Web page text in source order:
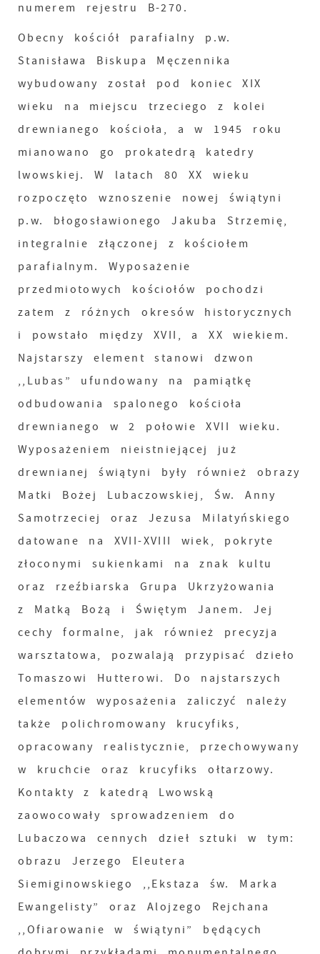
numerem rejestru B-270.
Obecny kościół parafialny p.w.
Stanisława Biskupa Męczennika
wybudowany został pod koniec XIX
wieku na miejscu trzeciego z kolei
drewnianego kościoła, a w 1945 roku
mianowano go prokatedrą katedry
lwowskiej. W latach 80 XX wieku
rozpoczęto wznoszenie nowej świątyni
p.w. błogosławionego Jakuba Strzemię,
integralnie złączonej z kościołem
parafialnym. Wyposażenie
przedmiotowych kościołów pochodzi
zatem z różnych okresów historycznych
i powstało między XVII, a XX wiekiem.
Najstarszy element stanowi dzwon
,,Lubas” ufundowany na pamiątkę
odbudowania spalonego kościoła
drewnianego w 2 połowie XVII wieku.
Wyposażeniem nieistniejącej już
drewnianej świątyni były również obrazy
Matki Bożej Lubaczowskiej, Św. Anny
Samotrzeciej oraz Jezusa Milatyńskiego
datowane na XVII-XVIII wiek, pokryte
złoconymi sukienkami na znak kultu
oraz rzeźbiarska Grupa Ukrzyżowania
z Matką Bożą i Świętym Janem. Jej
cechy formalne, jak również precyzja
warsztatowa, pozwalają przypisać dzieło
Tomaszowi Hutterowi. Do najstarszych
elementów wyposażenia zaliczyć należy
także polichromowany krucyfiks,
opracowany realistycznie, przechowywany
w kruchcie oraz krucyfiks ołtarzowy.
Kontakty z katedrą Lwowską
zaowocowały sprowadzeniem do
Lubaczowa cennych dzieł sztuki w tym:
obrazu Jerzego Eleutera
Siemiginowskiego ,,Ekstaza św. Marka
Ewangelisty” oraz Alojzego Rejchana
,,Ofiarowanie w świątyni” będących